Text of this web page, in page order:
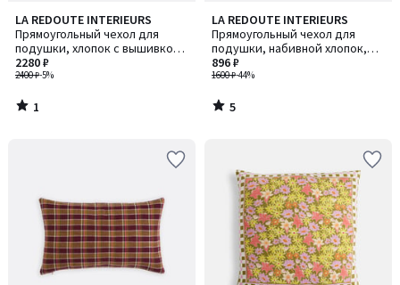
LA REDOUTE INTERIEURS
Прямоугольный чехол для
подушки, хлопок с вышивкой,
геометрический узор, DYONIS
/ ДИОНИС
2400 ₽-5%
2280 ₽
1
/
5
1
/
LA REDOUTE INTERIEURS
Прямоугольный чехол для
подушки, набивной хлопок,
YASUO / ЯСУО
1600 ₽-44%
896 ₽
5
/
5
5
/